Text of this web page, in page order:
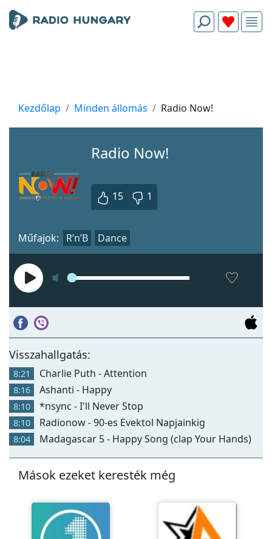
Kezdőlap Minden állomás Radio Now!
Radio Now!
15 1
Műfajok: R’n’B Dance
Visszahallgatás:
8:21 Charlie Puth - Attention
8:16 Ashanti - Happy
8:10 *nsync - I'll Never Stop
8:10 Radionow - 90-es Evektol Napjainkig
8:04 Madagascar 5 - Happy Song (clap Your Hands)
Mások ezeket keresték még